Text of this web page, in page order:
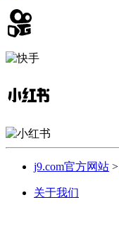
j9.com官方网站 >
关于我们